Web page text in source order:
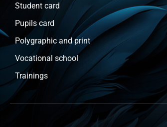
Student card
Pupils card
Polygraphic and print
Vocational school
Trainings